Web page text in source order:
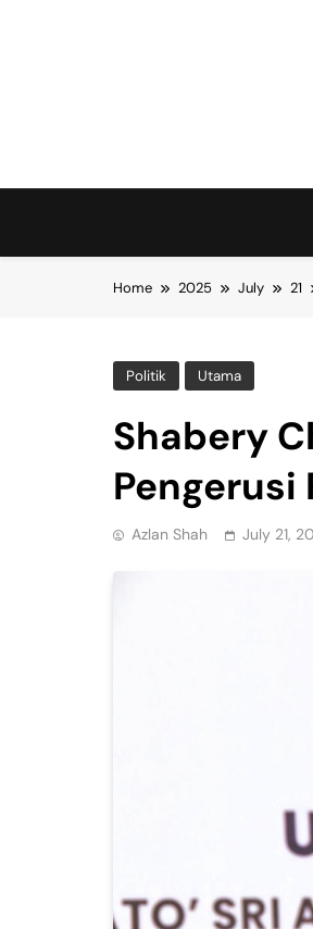
Home 2025 July 21
Politik Utama
Shabery
Pengerusi
Azlan Shah July 21,